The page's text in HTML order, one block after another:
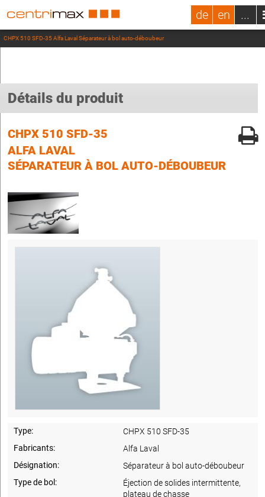
de en ...
CHPX 510 SFD-35 Alfa Laval Séparateur à bol auto-déboubeur
Détails du produit
CHPX 510 SFD-35
ALFA LAVAL
SÉPARATEUR À BOL AUTO-DÉBOUBEUR
Type:
CHPX 510 SFD-35
Fabricants:
Alfa Laval
Désignation:
Séparateur à bol auto-déboubeur
Type de bol:
Éjection de solides intermittente,
plateau de chasse